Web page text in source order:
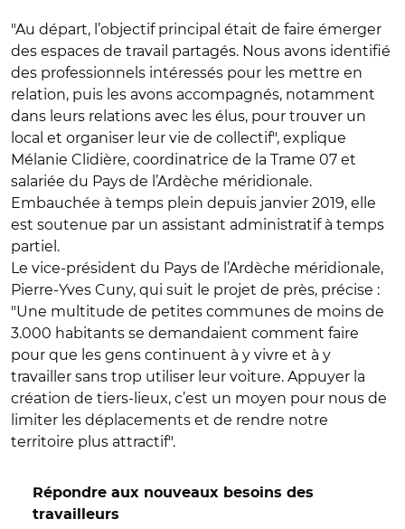
"Au départ, l’objectif principal était de faire émerger
des espaces de travail partagés. Nous avons identifié
des professionnels intéressés pour les mettre en
relation, puis les avons accompagnés, notamment
dans leurs relations avec les élus, pour trouver un
local et organiser leur vie de collectif", explique
Mélanie Clidière, coordinatrice de la Trame 07 et
salariée du Pays de l’Ardèche méridionale.
Embauchée à temps plein depuis janvier 2019, elle
est soutenue par un assistant administratif à temps
partiel.
Le vice-président du Pays de l’Ardèche méridionale,
Pierre-Yves Cuny, qui suit le projet de près, précise :
"Une multitude de petites communes de moins de
3.000 habitants se demandaient comment faire
pour que les gens continuent à y vivre et à y
travailler sans trop utiliser leur voiture. Appuyer la
création de tiers-lieux, c’est un moyen pour nous de
limiter les déplacements et de rendre notre
territoire plus attractif".
Répondre aux nouveaux besoins des
travailleurs